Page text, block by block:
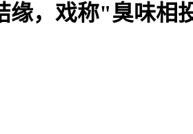
缘，戏称"臭味相